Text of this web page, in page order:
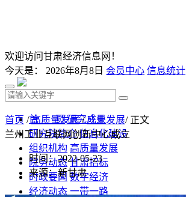
欢迎访问甘肃经济信息网！
今天是： 2026年8月8日 会员中心 信息统计
首 页 研究成果
研究院简介 信息化建设
组织机构 高质量发展
院务动态 甘肃招标
时政要闻 数字经济
经济动态 一带一路
首页 /高质量发展/产业发展/ 正文
兰州工业互联网创新中心成立
时间：2022-05-23
来源：新甘肃